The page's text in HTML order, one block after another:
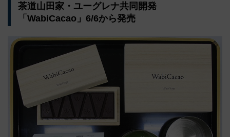
茶道山田家・ユーグレナ共同開発
「WabiCacao」6/6から発売